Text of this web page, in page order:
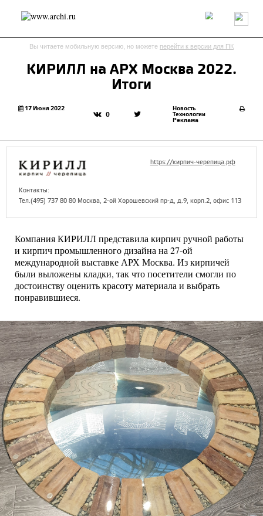
Россия Мир Технологии Интерьер Пресса
Архитекторы
Журнал
Исследование
Результаты конкурса
Репортаж
Рецензия Архитектура
Выставка
Книги
Наследие Образование
Урбанистика
Вы читаете мобильную версию, но можете перейти к версии для ПК
КИРИЛЛ на АРХ Москва 2022.
Итоги
17 Июня 2022
0
Новость
Технологии
Реклама
https://кирпич-черепица.рф
Контакты:
Тел.(495) 737 80 80 Москва, 2-ой Хорошевский пр-д, д.9, корп.2, офис 113
Компания КИРИЛЛ представила кирпич ручной работы
и кирпич промышленного дизайна на 27-ой
международной выставке АРХ Москва. Из кирпичей
были выложены кладки, так что посетители смогли по
достоинству оценить красоту материала и выбрать
понравившиеся.